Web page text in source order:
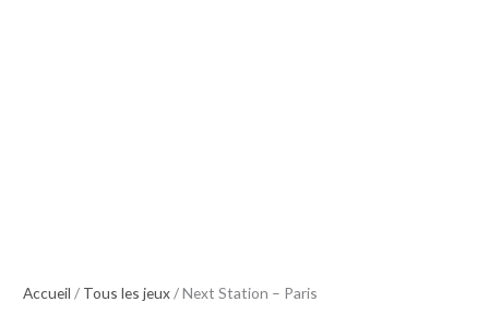
Accueil / Tous les jeux/ Next Station – Paris